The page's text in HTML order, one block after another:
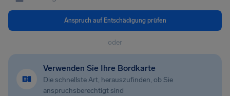
Anspruch auf Entschädigung prüfen
oder
Verwenden Sie Ihre Bordkarte
Die schnellste Art, herauszufinden, ob Sie
anspruchsberechtigt sind